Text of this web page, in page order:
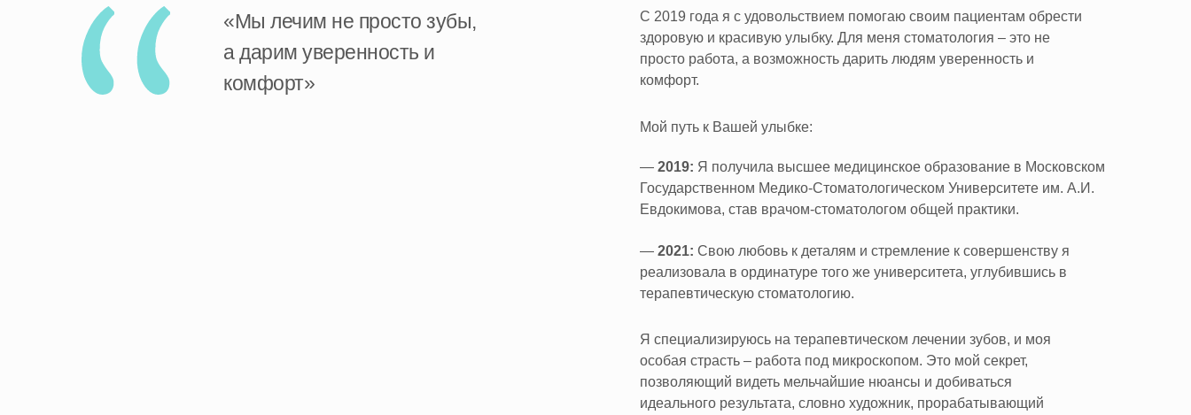
«Мы лечим не просто зубы,
а дарим уверенность и
комфорт»
С 2019 года я с удовольствием помогаю своим пациентам обрести
здоровую и красивую улыбку. Для меня стоматология – это не
просто работа, а возможность дарить людям уверенность и
комфорт.
Мой путь к Вашей улыбке:
— 2019: Я получила высшее медицинское образование в Московском
Государственном Медико-Стоматологическом Университете им. А.И.
Евдокимова, став врачом-стоматологом общей практики.
— 2021: Свою любовь к деталям и стремление к совершенству я
реализовала в ординатуре того же университета, углубившись в
терапевтическую стоматологию.
Я специализируюсь на терапевтическом лечении зубов, и моя
особая страсть – работа под микроскопом. Это мой секрет,
позволяющий видеть мельчайшие нюансы и добиваться
идеального результата, словно художник, прорабатывающий